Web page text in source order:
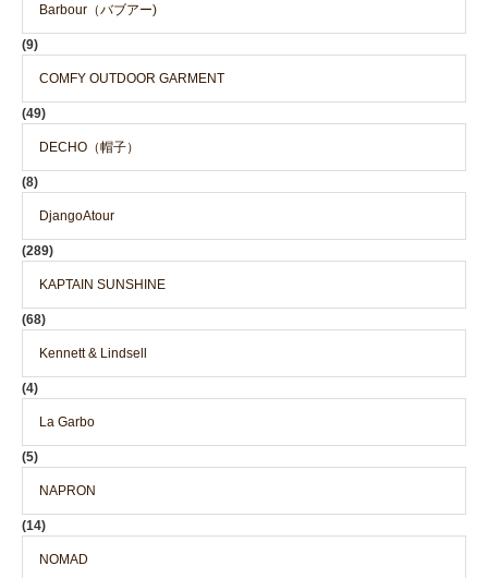
Barbour（バブアー)
(9)
COMFY OUTDOOR GARMENT
(49)
DECHO（帽子）
(8)
DjangoAtour
(289)
KAPTAIN SUNSHINE
(68)
Kennett & Lindsell
(4)
La Garbo
(5)
NAPRON
(14)
NOMAD